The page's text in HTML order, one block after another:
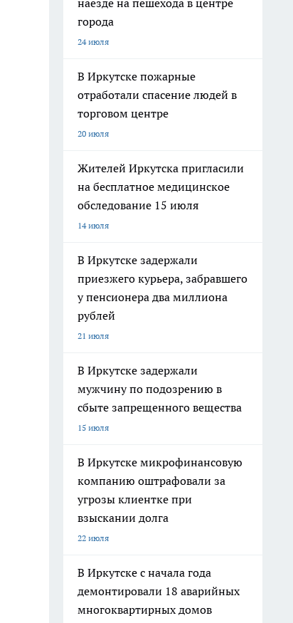
наезде на пешехода в центре
города
24 июля
В Иркутске пожарные
отработали спасение людей в
торговом центре
20 июля
Жителей Иркутска пригласили
на бесплатное медицинское
обследование 15 июля
14 июля
В Иркутске задержали
приезжего курьера, забравшего
у пенсионера два миллиона
рублей
21 июля
В Иркутске задержали
мужчину по подозрению в
сбыте запрещенного вещества
15 июля
В Иркутске микрофинансовую
компанию оштрафовали за
угрозы клиентке при
взыскании долга
22 июля
В Иркутске с начала года
демонтировали 18 аварийных
многоквартирных домов